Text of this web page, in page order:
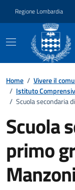
Regione Lombardia
Home / Vivere il
/ Istituto
/ Scuola secondaria
Scuola
primo